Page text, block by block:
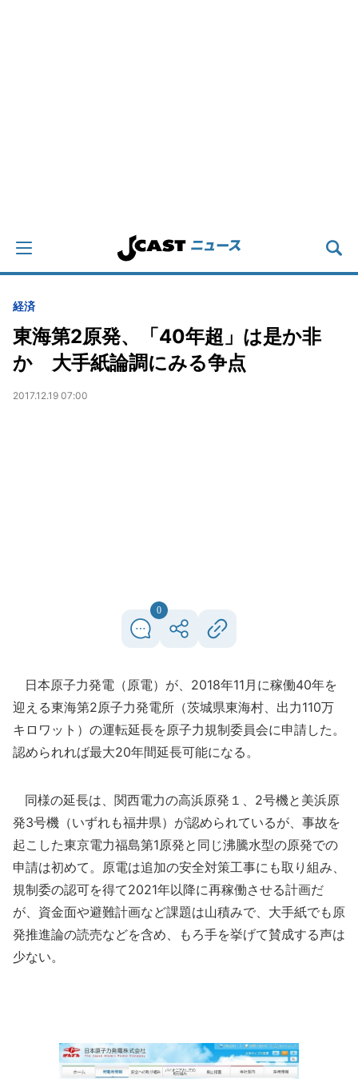
経済
東海第2原発、「40年超」は是か非
か 大手紙論調にみる争点
2017.12.19 07:00
0
日本原子力発電（原電）が、2018年11月に稼働40年を
迎える東海第2原子力発電所（茨城県東海村、出力110万
キロワット）の運転延長を原子力規制委員会に申請した。
認められれば最大20年間延長可能になる。
同様の延長は、関西電力の高浜原発１、2号機と美浜原
発3号機（いずれも福井県）が認められているが、事故を
起こした東京電力福島第1原発と同じ沸騰水型の原発での
申請は初めて。原電は追加の安全対策工事にも取り組み、
規制委の認可を得て2021年以降に再稼働させる計画だ
が、資金面や避難計画など課題は山積みで、大手紙でも原
発推進論の読売などを含め、もろ手を挙げて賛成する声は
少ない。